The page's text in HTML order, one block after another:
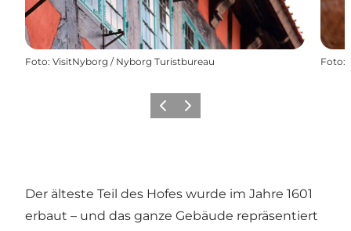
Foto: VisitNyborg / Nyborg Turistbureau Foto:
ZurückWeiter
Der älteste Teil des Hofes wurde im Jahre 1601
erbaut – und das ganze Gebäude repräsentiert